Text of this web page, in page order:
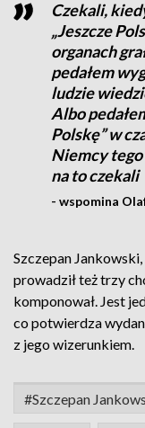
Czekali,
„Jeszcze
organach
pedałem
ludzie
Albo
Polskę” w
Niemcy tego
na to czekali
- wspomina
Szczepan
prowadził też trzy
komponował. Jest
co potwierdza
z jego wizerunkiem.
#Szczepan